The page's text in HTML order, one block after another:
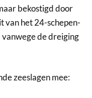
bekostigd door
van het 24-schepen-
de dreiging
zeeslagen mee: